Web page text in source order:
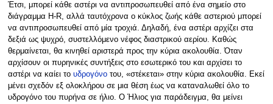
Έτσι, μπορεί κάθε αστέρι να αντιπροσωπευθεί από ένα σημείο στο
διάγραμμα H-R, αλλά ταυτόχρονα ο κύκλος ζωής κάθε αστεριού μπορεί
να αντιπροσωπευθεί από μία τροχιά. Δηλαδή, ένα αστέρι αρχίζει στα
δεξιά ως ψυχρό, συστελλόμενο νέφος διαστρικού αερίου. Καθώς
θερμαίνεται, θα κινηθεί αριστερά προς την κύρια ακολουθία. Όταν
αρχίσουν οι πυρηνικές συντήξεις στο εσωτερικό του και αρχίσει το
αστέρι να καίει το υδρογόνοτου, «στέκεται» στην κύρια ακολουθία. Εκεί
μένει σχεδόν εξ ολοκλήρου σε μια θέση έως να καταναλωθεί όλο το
υδρογόνο του πυρήνα σε ήλιο. Ο Ήλιος για παράδειγμα, θα μείνει